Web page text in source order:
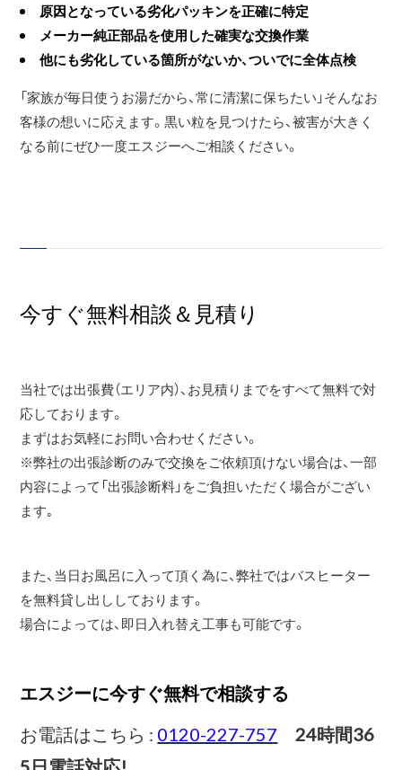
原因となっている劣化パッキンを正確に特定
メーカー純正部品を使用した確実な交換作業
他にも劣化している箇所がないか、ついでに全体点検
「家族が毎日使うお湯だから、常に清潔に保ちたい」そんなお
客様の想いに応えます。黒い粒を見つけたら、被害が大きく
なる前にぜひ一度エスジーへご相談ください。
今すぐ無料相談＆見積り
当社では出張費（エリア内）、お見積りまでをすべて無料で対
応しております。
まずはお気軽にお問い合わせください。
※弊社の出張診断のみで交換をご依頼頂けない場合は、一部
内容によって「出張診断料」をご負担いただく場合がござい
ます｡
また、当日お風呂に入って頂く為に、弊社ではバスヒーター
を無料貸し出ししております。
場合によっては、即日入れ替え工事も可能です。
エスジーに今すぐ無料で相談する
お電話はこちら : 0120-227-757
24時間36